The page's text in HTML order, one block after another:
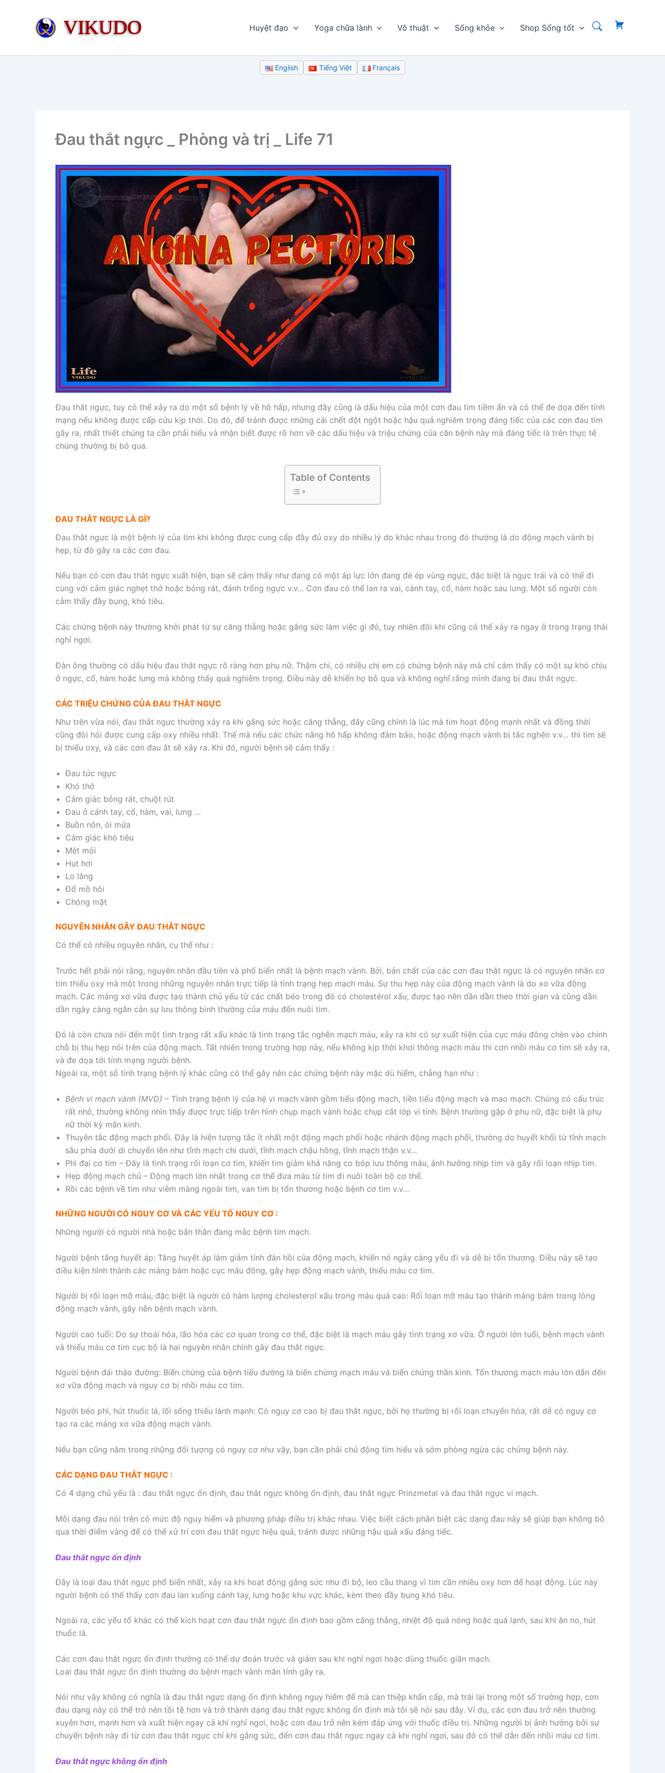
VIKUDO Huyệt đạo Yoga chữa lành Võ thuật Sống khỏe Shop Sống tốt
English Tiếng Việt Français
Đau thắt ngực _ Phòng và trị _ Life 71
Đau thắt ngực, tuy có thể xảy ra do một số bệnh lý về hô hấp, nhưng đây cũng là dấu hiệu của một cơn đau tim tiềm ẩn và có thể đe dọa đến tính
mạng nếu không được cấp cứu kịp thời. Do đó, để tránh được những cái chết đột ngột hoặc hậu quả nghiêm trọng đáng tiếc của các cơn đau tim
gây ra, nhất thiết chúng ta cần phải hiểu và nhận biết được rõ hơn về các dấu hiệu và triệu chứng của căn bệnh này mà đáng tiếc là trên thực tế
chúng thường bị bỏ qua.
Table of Contents
ĐAU THẮT NGỰC LÀ GÌ?
Đau thắt ngực là một bệnh lý của tim khi không được cung cấp đầy đủ oxy do nhiều lý do khác nhau trong đó thường là do động mạch vành bị
hẹp, từ đó gây ra các cơn đau.
Nếu bạn có cơn đau thắt ngực xuất hiện, bạn sẽ cảm thấy như đang có một áp lực lớn đang đè ép vùng ngực, đặc biệt là ngực trái và có thể đi
cùng với cảm giác nghẹt thở hoặc bỏng rát, đánh trống ngực v.v… Cơn đau có thể lan ra vai, cánh tay, cổ, hàm hoặc sau lưng. Một số người còn
cảm thấy đầy bụng, khó tiêu.
Các chứng bệnh này thường khởi phát từ sự căng thẳng hoặc gắng sức làm việc gì đó, tuy nhiên đôi khi cũng có thể xảy ra ngay ở trong trạng thái
nghỉ ngơi.
Đàn ông thường có dấu hiệu đau thắt ngực rõ ràng hơn phụ nữ. Thậm chí, có nhiều chị em có chứng bệnh này mà chỉ cảm thấy có một sự khó chịu
ở ngực, cổ, hàm hoặc lưng mà không thấy quá nghiêm trọng. Điều này dễ khiến họ bỏ qua và không nghĩ rằng mình đang bị đau thắt ngực.
CÁC TRIỆU CHỨNG CỦA ĐAU THẮT NGỰC
Như trên vừa nói, đau thắt ngực thường xảy ra khi gắng sức hoặc căng thẳng, đây cũng chính là lúc mà tim hoạt động mạnh nhất và đồng thời
cũng đòi hỏi được cung cấp oxy nhiều nhất. Thế mà nếu các chức năng hô hấp không đảm bảo, hoặc động mạch vành bị tắc nghẽn v.v… thì tim sẽ
bị thiếu oxy, và các cơn đau ắt sẽ xảy ra. Khi đó, người bệnh sẽ cảm thấy :
Đau tức ngực
Khó thở
Cảm giác bỏng rát, chuột rút
Đau ở cánh tay, cổ, hàm, vai, lưng …
Buồn nôn, ói mửa
Cảm giác khó tiêu
Mệt mỏi
Hụt hơi
Lo lắng
Đổ mồ hôi
Chóng mặt
NGUYÊN NHÂN GÂY ĐAU THẮT NGỰC
Có thể có nhiều nguyên nhân, cụ thể như :
Trước hết phải nói rằng, nguyên nhân đầu tiên và phổ biến nhất là bệnh mạch vành. Bởi, bản chất của các cơn đau thắt ngực là có nguyên nhân cơ
tim thiếu oxy mà một trong những nguyên nhân trực tiếp là tình trạng hẹp mạch máu. Sự thu hẹp này của động mạch vành là do xơ vữa động
mạch. Các mảng xơ vữa được tạo thành chủ yếu từ các chất béo trong đó có cholestérol xấu, được tạo nên dần dần theo thời gian và cũng dần
dần ngày càng ngăn cản sự lưu thông bình thường của máu đến nuôi tim.
Đó là còn chưa nói đến một tình trạng rất xấu khác là tình trạng tắc nghẽn mạch máu, xảy ra khi có sự xuất hiện của cục máu đông chèn vào chính
chỗ bị thu hẹp nói trên của động mạch. Tất nhiên trong trường hợp này, nếu không kịp thời khơi thông mạch máu thì cơn nhồi máu cơ tim sẽ xảy ra,
và đe dọa tới tính mạng người bệnh.
Ngoài ra, một số tình trạng bệnh lý khác cũng có thể gây nên các chứng bệnh này mặc dù hiếm, chẳng hạn như :
Bệnh vi mạch vành (MVD) – Tình trạng bệnh lý của hệ vi mạch vành gồm tiểu động mạch, tiền tiểu động mạch và mao mạch. Chúng có cấu trúc
rất nhỏ, thường không nhìn thấy được trực tiếp trên hình chụp mạch vành hoặc chụp cắt lớp vi tính. Bệnh thường gặp ở phụ nữ, đặc biệt là phụ
nữ thời kỳ mãn kinh.
Thuyên tắc động mạch phổi. Đây là hiện tượng tắc ít nhất một động mạch phổi hoặc nhánh động mạch phổi, thường do huyết khối từ tĩnh mạch
sâu phía dưới di chuyển lên như tĩnh mạch chi dưới, tĩnh mạch chậu hông, tĩnh mạch thận v.v…
Phì đại cơ tim – Đây là tình trạng rối loạn cơ tim, khiến tim giảm khả năng co bóp lưu thông máu, ảnh hưởng nhịp tim và gây rối loạn nhịp tim.
Hẹp động mạch chủ – Động mạch lớn nhất trong cơ thể đưa máu từ tim đi nuôi toàn bộ cơ thể.
Rồi các bệnh về tim như viêm màng ngoài tim, van tim bị tổn thương hoặc bệnh cơ tim v.v…
NHỮNG NGƯỜI CÓ NGUY CƠ VÀ CÁC YẾU TỐ NGUY CƠ :
Những người có người nhà hoặc bản thân đang mắc bệnh tim mạch.
Người bệnh tăng huyết áp: Tăng huyết áp làm giảm tính đàn hồi của động mạch, khiến nó ngày càng yếu đi và dễ bị tổn thương. Điều này sẽ tạo
điều kiện hình thành các mảng bám hoặc cục máu đông, gây hẹp động mạch vành, thiếu máu cơ tim.
Người bị rối loạn mỡ máu, đặc biệt là người có hàm lượng cholesterol xấu trong máu quá cao: Rối loạn mỡ máu tạo thành mảng bám trong lòng
động mạch vành, gây nên bệnh mạch vành.
Người cao tuổi: Do sự thoái hóa, lão hóa các cơ quan trong cơ thể, đặc biệt là mạch máu gây tình trạng xơ vữa. Ở người lớn tuổi, bệnh mạch vành
và thiếu máu cơ tim cục bộ là hai nguyên nhân chính gây đau thắt ngực.
Người bệnh đái tháo đường: Biến chứng của bệnh tiểu đường là biến chứng mạch máu và biến chứng thần kinh. Tổn thương mạch máu lớn dẫn đến
xơ vữa động mạch và nguy cơ bị nhồi máu cơ tim.
Người béo phì, hút thuốc lá, lối sống thiếu lành mạnh: Có nguy cơ cao bị đau thắt ngực, bởi họ thường bị rối loạn chuyển hóa, rất dễ có nguy cơ
tạo ra các mảng xơ vữa động mạch vành.
Nếu bạn cũng nằm trong những đối tượng có nguy cơ như vậy, bạn cần phải chủ động tìm hiểu và sớm phòng ngừa các chứng bệnh này.
CÁC DẠNG ĐAU THẮT NGỰC :
Có 4 dạng chủ yếu là : đau thắt ngực ổn định, đau thắt ngực không ổn định, đau thắt ngực Prinzmetal và đau thắt ngực vi mạch.
Mỗi dạng đau nói trên có mức độ nguy hiểm và phương pháp điều trị khác nhau. Việc biết cách phân biệt các dạng đau này sẽ giúp bạn không bỏ
qua thời điểm vàng để có thể xử trí cơn đau thắt ngực hiệu quả, tránh được những hậu quả xấu đáng tiếc.
Đau thắt ngực ổn định
Đây là loại đau thắt ngực phổ biến nhất, xảy ra khi hoạt động gắng sức như đi bộ, leo cầu thang vì tim cần nhiều oxy hơn để hoạt động. Lúc này
người bệnh có thể thấy cơn đau lan xuống cánh tay, lưng hoặc khu vực khác, kèm theo đầy bụng khó tiêu.
Ngoài ra, các yếu tố khác có thể kích hoạt cơn đau thắt ngực ổn định bao gồm căng thẳng, nhiệt độ quá nóng hoặc quá lạnh, sau khi ăn no, hút
thuốc lá.
Các cơn đau thắt ngực ổn định thường có thể dự đoán trước và giảm sau khi nghỉ ngơi hoặc dùng thuốc giãn mạch.
Loại đau thắt ngực ổn định thường do bệnh mạch vành mãn tính gây ra.
Nói như vậy không có nghĩa là đau thắt ngực dạng ổn định không nguy hiểm để mà can thiệp khẩn cấp, mà trái lại trong một số trường hợp, cơn
đau dạng này có thể trở nên tồi tệ hơn và trở thành dạng đau thắt ngực không ổn định mà tôi sẽ nói sau đây. Ví dụ, các cơn đau trở nên thường
xuyên hơn, mạnh hơn và xuất hiện ngay cả khi nghỉ ngơi, hoặc cơn đau trở nên kém đáp ứng với thuốc điều trị. Những người bị ảnh hưởng bởi sự
chuyển bệnh này đi từ cơn đau thắt ngực chỉ khi gắng sức, đến cơn đau thắt ngực ngay cả khi nghỉ ngơi, sau đó có thể dẫn đến nhồi máu cơ tim.
Đau thắt ngực không ổn định